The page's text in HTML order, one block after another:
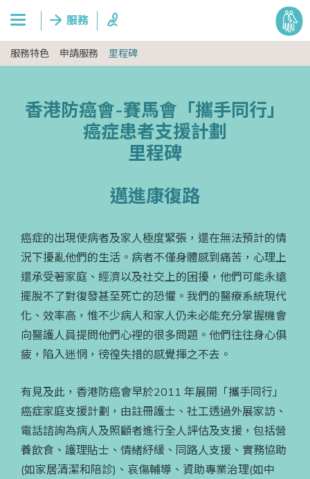
服務特色 申請服務 里程碑
香港防癌會-賽馬會「攜手同行」
癌症患者支援計劃
里程碑
邁進康復路
癌症的出現使病者及家人極度緊張，還在無法預計的情
況下擾亂他們的生活。病者不僅身體感到痛苦，心理上
還承受著家庭、經濟以及社交上的困擾，他們可能永遠
擺脫不了對復發甚至死亡的恐懼。我們的醫療系統現代
化、效率高，惟不少病人和家人仍未必能充分掌握機會
向醫護人員提問他們心裡的很多問題。他們往往身心俱
疲，陷入迷惘，徬徨失措的感覺揮之不去。
有見及此，香港防癌會早於2011 年展開「攜手同行」
癌症家庭支援計劃，由註冊護士、社工透過外展家訪、
電話諮詢為病人及照顧者進行全人評估及支援，包括營
養飲食、護理貼士、情緒紓緩、同路人支援、實務協助
(如家居清潔和陪診)、哀傷輔導、資助專業治理(如中